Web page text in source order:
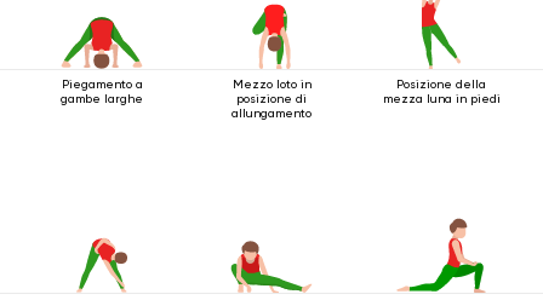
Piegamento a
gambe larghe
Mezzo loto in
posizione di
allungamento
Posizione della
mezza luna in piedi